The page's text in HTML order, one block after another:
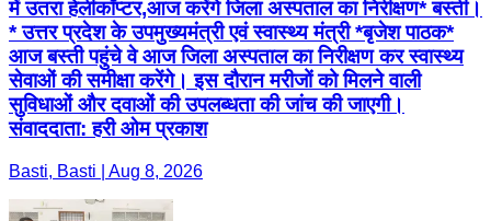
में उतरा हेलीकॉप्टर,आज करेंगे जिला अस्पताल का निरीक्षण* बस्ती।
* उत्तर प्रदेश के उपमुख्यमंत्री एवं स्वास्थ्य मंत्री *बृजेश पाठक*
आज बस्ती पहुंचे वे आज जिला अस्पताल का निरीक्षण कर स्वास्थ्य
सेवाओं की समीक्षा करेंगे। इस दौरान मरीजों को मिलने वाली
सुविधाओं और दवाओं की उपलब्धता की जांच की जाएगी।
संवाददाता: हरी ओम प्रकाश
Basti, Basti | Aug 8, 2026